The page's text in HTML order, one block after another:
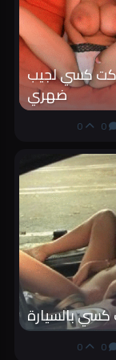
كسي لجيب
ضهري
0
0
بالسيارة
0
0